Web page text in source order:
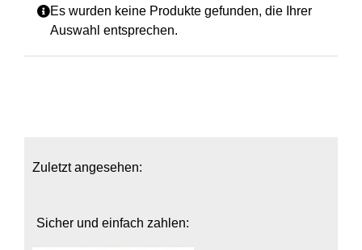
Es wurden keine Produkte gefunden, die Ihrer
Auswahl entsprechen.
Zuletzt angesehen:
Sicher und einfach zahlen: